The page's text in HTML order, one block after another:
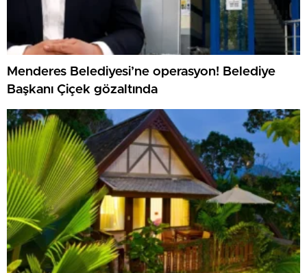
Menderes Belediyesi’ne operasyon! Belediye
Başkanı Çiçek gözaltında